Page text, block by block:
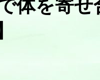
体を寄